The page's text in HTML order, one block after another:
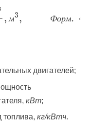
м Ф орм
двигателей;
кВт;
топлива, кг/кВтч.